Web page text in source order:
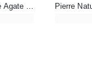
Pierre Naturelle Roulée Agate Crazy Lace - 2cm